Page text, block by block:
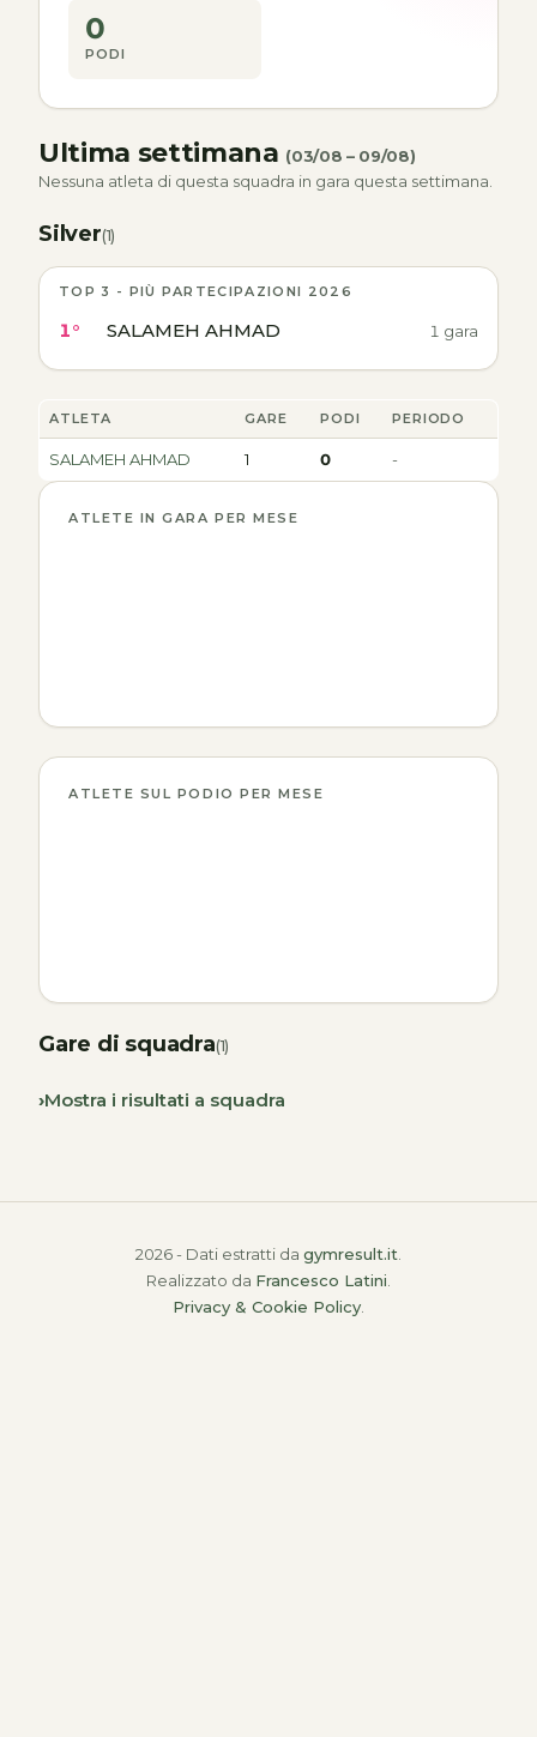
0
PODI
Ultima settimana (03/08 – 09/08)
Nessuna atleta di questa squadra in gara questa settimana.
Silver(1)
TOP 3 - PIÙ PARTECIPAZIONI 2026
1° SALAMEH AHMAD 1 gara
ATLETA GARE PODI PERIODO
SALAMEH AHMAD 1 0 -
ATLETE IN GARA PER MESE
ATLETE SUL PODIO PER MESE
Gare di squadra(1)
Mostra i risultati a squadra
2026 - Dati estratti da gymresult.it
Realizzato da Francesco Latini
Privacy & Cookie Policy